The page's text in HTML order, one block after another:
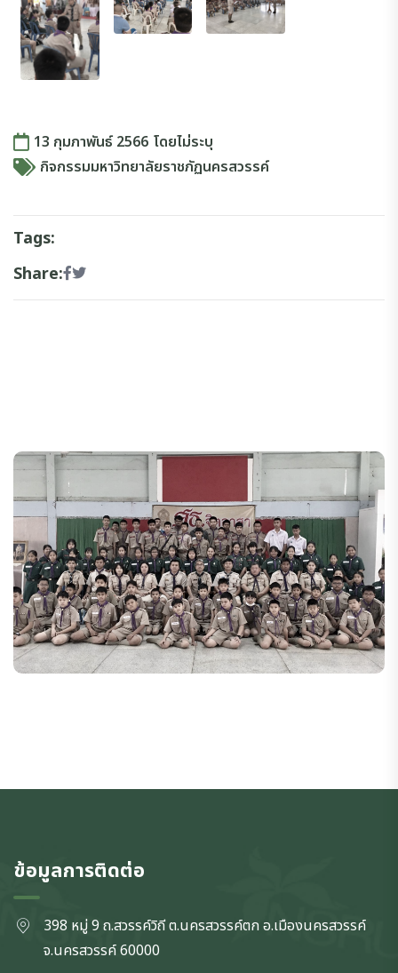
13 กุมภาพันธ์ 2566 โดยไม่ระบุ
กิจกรรมมหาวิทยาลัยราชภัฏนครสวรรค์
Tags:
Share:
ข้อมูลการติดต่อ
398 หมู่ 9 ถ.สวรรค์วิถี ต.นครสวรรค์ตก อ.เมืองนครสวรรค์
จ.นครสวรรค์60000